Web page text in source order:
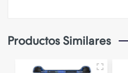
Productos Similares